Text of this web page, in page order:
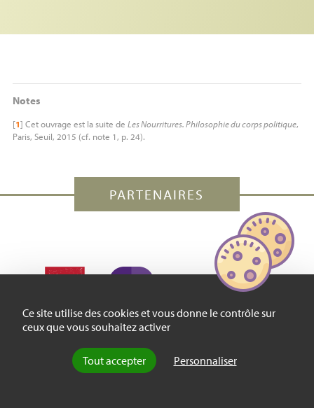
Ce site utilise des cookies et vous donne le contrôle sur
ceux que vous souhaitez activer
Tout accepter Personnaliser
Notes
[1] Cet ouvrage est la suite de Les Nourritures. Philosophie du corps politique,
Paris, Seuil, 2015 (cf. note 1, p. 24).
PARTENAIRES